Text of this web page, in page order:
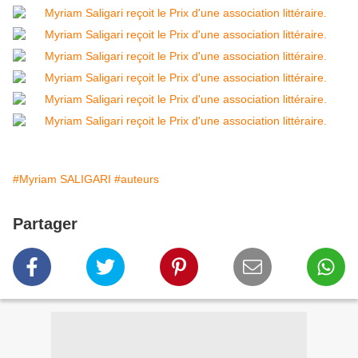
#Myriam SALIGARI #auteurs
Partager